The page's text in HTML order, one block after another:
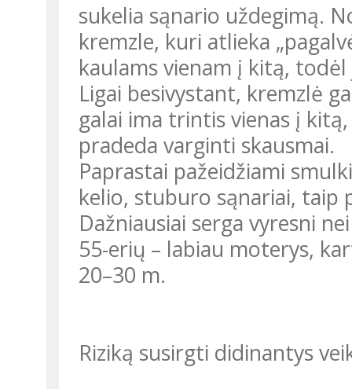
sukelia sąnario uždegimą.
kremzle, kuri atlieka
kaulams vienam į kitą,
Ligai besivystant, kremzlė
galai ima trintis vienas į
pradeda varginti skausmai.
Paprastai pažeidžiami
kelio, stuburo sąnariai, taip
Dažniausiai serga vyresni
55-erių – labiau moterys,
20–30 m.
Riziką susirgti didinantys